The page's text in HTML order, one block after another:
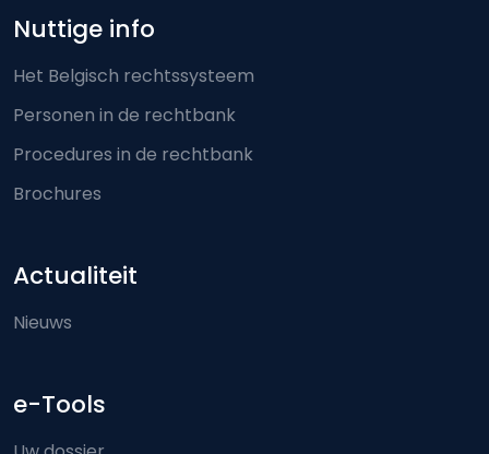
Nuttige info
Het Belgisch rechtssysteem
Personen in de rechtbank
Procedures in de rechtbank
Brochures
Actualiteit
Nieuws
e-Tools